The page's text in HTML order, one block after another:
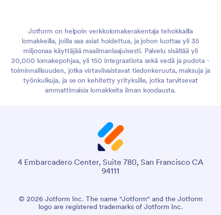
Jotform on helpoin verkkolomakerakentaja tehokkailla
lomakkeilla, joilla saa asiat hoidettua, ja johon luottaa yli 35
miljoonaa käyttäjää maailmanlaajuisesti. Palvelu sisältää yli
20,000 lomakepohjaa, yli 150 integraatiota sekä vedä ja pudota -
toiminnallisuuden, jotka virtaviivaistavat tiedonkeruuta, maksuja ja
työnkulkuja, ja se on kehitetty yrityksille, jotka tarvitsevat
ammattimaisia lomakkeita ilman koodausta.
4 Embarcadero Center, Suite 780, San Francisco CA
94111
© 2026 Jotform Inc. The name "Jotform" and the Jotform
logo are registered trademarks of Jotform Inc.